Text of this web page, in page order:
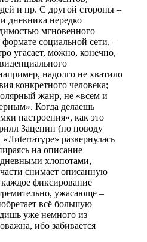
и пр. С другой стороны –
дневника нередко
мгновенного
социальной сети, –
угасает, можно, конечно,
надолго не хватило
конкретного человека;
жанр, не «всем и
Когда делаешь
настроения», как это
Зацепин (по поводу
развернулась
на описание
хлопотами,
снимает описанную
фиксирование
ужасающе –
всё большую
уже немного из
ибо забивается